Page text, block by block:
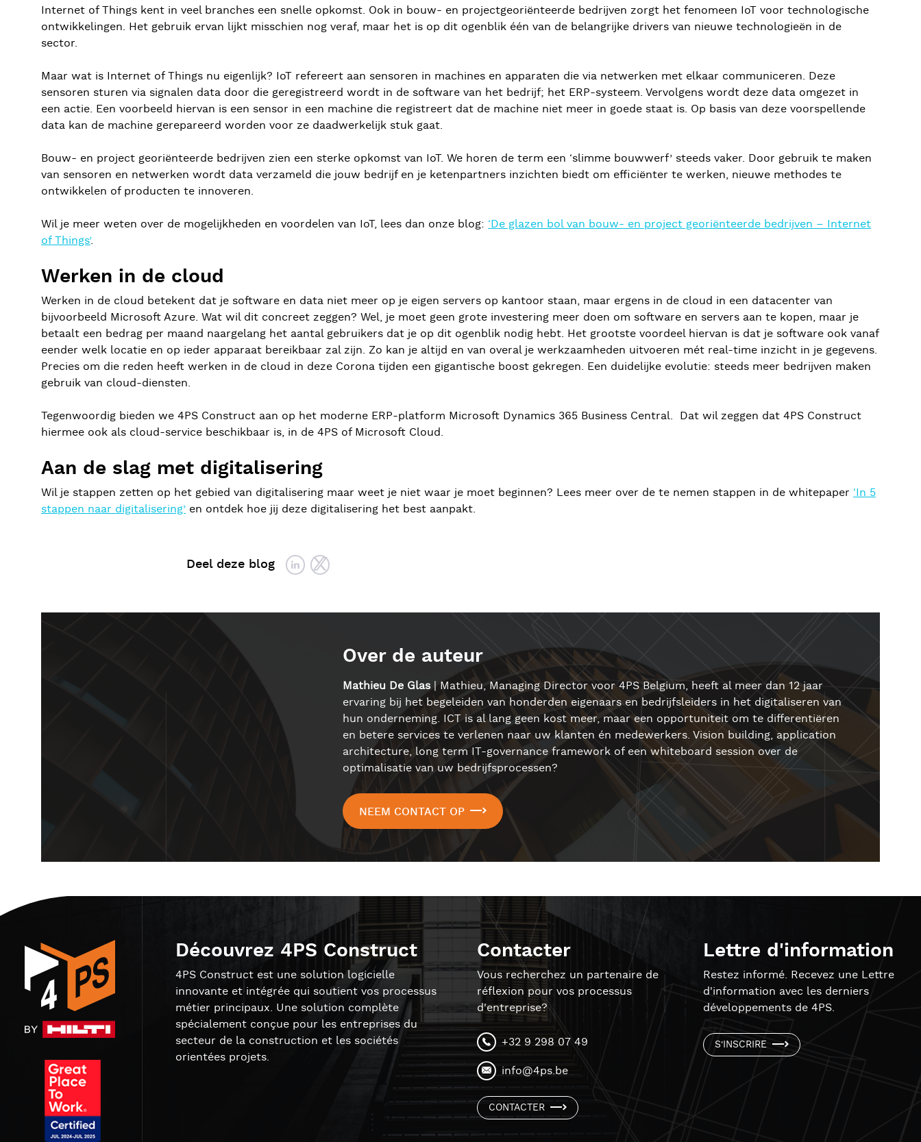
Internet of Things kent in veel branches een snelle opkomst. Ook in bouw- en projectgeoriënteerde bedrijven zorgt het fenomeen IoT voor technologische
ontwikkelingen. Het gebruik ervan lijkt misschien nog veraf, maar het is op dit ogenblik één van de belangrijke drivers van nieuwe technologieën in de
sector.
Maar wat is Internet of Things nu eigenlijk? IoT refereert aan sensoren in machines en apparaten die via netwerken met elkaar communiceren. Deze
sensoren sturen via signalen data door die geregistreerd wordt in de software van het bedrijf; het ERP-systeem. Vervolgens wordt deze data omgezet in
een actie. Een voorbeeld hiervan is een sensor in een machine die registreert dat de machine niet meer in goede staat is. Op basis van deze voorspellende
data kan de machine gerepareerd worden voor ze daadwerkelijk stuk gaat.
Bouw- en project georiënteerde bedrijven zien een sterke opkomst van IoT. We horen de term een ‘slimme bouwwerf’ steeds vaker. Door gebruik te maken
van sensoren en netwerken wordt data verzameld die jouw bedrijf en je ketenpartners inzichten biedt om efficiënter te werken, nieuwe methodes te
ontwikkelen of producten te innoveren.
Wil je meer weten over de mogelijkheden en voordelen van IoT, lees dan onze blog: ‘De glazen bol van bouw- en project georiënteerde bedrijven – Internet
of Things’.
Werken in de cloud
Werken in de cloud betekent dat je software en data niet meer op je eigen servers op kantoor staan, maar ergens in de cloud in een datacenter van
bijvoorbeeld Microsoft Azure. Wat wil dit concreet zeggen? Wel, je moet geen grote investering meer doen om software en servers aan te kopen, maar je
betaalt een bedrag per maand naargelang het aantal gebruikers dat je op dit ogenblik nodig hebt. Het grootste voordeel hiervan is dat je software ook vanaf
eender welk locatie en op ieder apparaat bereikbaar zal zijn. Zo kan je altijd en van overal je werkzaamheden uitvoeren mét real-time inzicht in je gegevens.
Precies om die reden heeft werken in de cloud in deze Corona tijden een gigantische boost gekregen. Een duidelijke evolutie: steeds meer bedrijven maken
gebruik van cloud-diensten.
Tegenwoordig bieden we 4PS Construct aan op het moderne ERP-platform Microsoft Dynamics 365 Business Central. Dat wil zeggen dat 4PS Construct
hiermee ook als cloud-service beschikbaar is, in de 4PS of Microsoft Cloud.
Aan de slag met digitalisering
Wil je stappen zetten op het gebied van digitalisering maar weet je niet waar je moet beginnen? Lees meer over de te nemen stappen in de whitepaper ‘In 5
stappen naar digitalisering’ en ontdek hoe jij deze digitalisering het best aanpakt.
Deel deze blog
Over de auteur
Mathieu De Glas| Mathieu, Managing Director voor 4PS Belgium, heeft al meer dan 12 jaar
ervaring bij het begeleiden van honderden eigenaars en bedrijfsleiders in het digitaliseren van
hun onderneming. ICT is al lang geen kost meer, maar een opportuniteit om te differentiëren
en betere services te verlenen naar uw klanten én medewerkers. Vision building, application
architecture, long term IT-governance framework of een whiteboard session over de
optimalisatie van uw bedrijfsprocessen?
NEEM CONTACT OP
Découvrez 4PS Construct
4PS Construct est une solution logicielle
innovante et intégrée qui soutient vos processus
métier principaux. Une solution complète
spécialement conçue pour les entreprises du
secteur de la construction et les sociétés
orientées projets.
Contacter
Vous recherchez un partenaire de
réflexion pour vos processus
d'entreprise?
+32 9 298 07 49
info@4ps.be
CONTACTER
Lettre d'information
Restez informé. Recevez une Lettre
d'information avec les derniers
développements de 4PS.
S'INSCRIRE